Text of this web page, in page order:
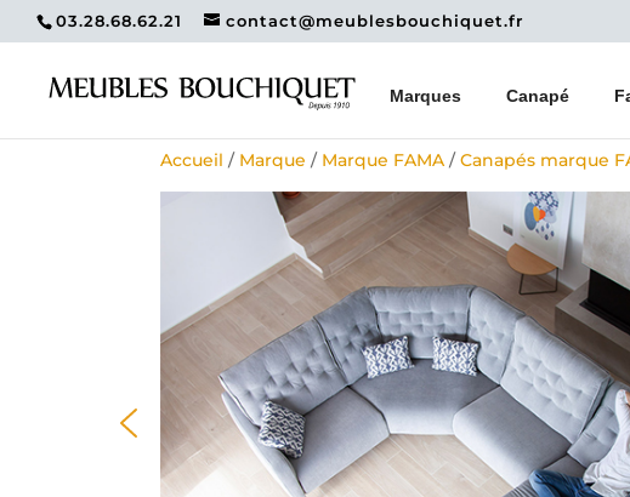
03.28.68.62.21 contact@meublesbouchiquet.fr
Marques Canapé
Accueil / Marque / Marque FAMA /Canapés marque